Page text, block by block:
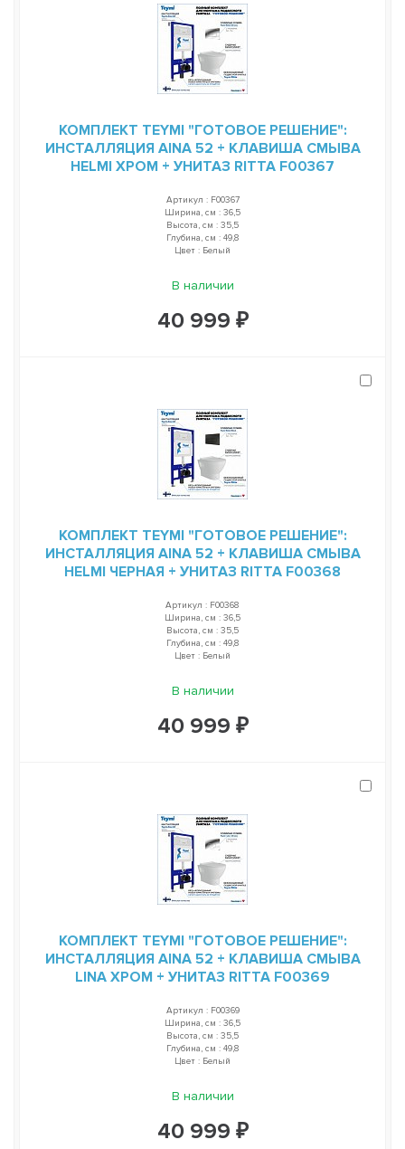
КОМПЛЕКТ TEYMI "ГОТОВОЕ РЕШЕНИЕ":
ИНСТАЛЛЯЦИЯ AINA 52 + КЛАВИША СМЫВА
HELMI ХРОМ + УНИТАЗ RITTA F00367
Артикул : F00367
Ширина, см : 36,5
Высота, см : 35,5
Глубина, см : 49,8
Цвет : Белый
В наличии
40 999 ₽
КОМПЛЕКТ TEYMI "ГОТОВОЕ РЕШЕНИЕ":
ИНСТАЛЛЯЦИЯ AINA 52 + КЛАВИША СМЫВА
HELMI ЧЕРНАЯ + УНИТАЗ RITTA F00368
Артикул : F00368
Ширина, см : 36,5
Высота, см : 35,5
Глубина, см : 49,8
Цвет : Белый
В наличии
40 999 ₽
КОМПЛЕКТ TEYMI "ГОТОВОЕ РЕШЕНИЕ":
ИНСТАЛЛЯЦИЯ AINA 52 + КЛАВИША СМЫВА
LINA ХРОМ + УНИТАЗ RITTA F00369
Артикул : F00369
Ширина, см : 36,5
Высота, см : 35,5
Глубина, см : 49,8
Цвет : Белый
В наличии
40 999 ₽